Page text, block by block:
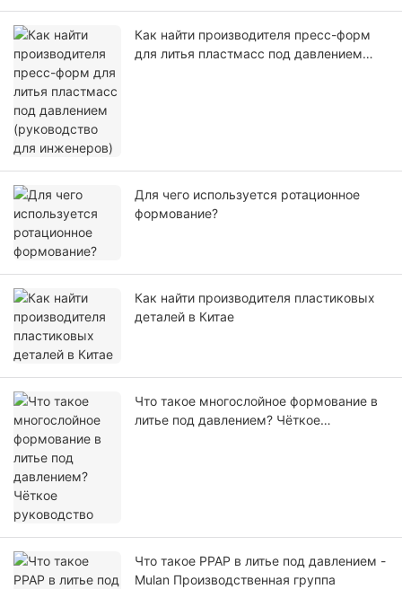
Как найти производителя пресс-форм
для литья пластмасс под давлением
Для чего используется ротационное
формование?
Как найти производителя пластиковых
деталей в Китае
Что такое многослойное формование в
литье под давлением? Чёткое
Что такое PPAP в литье под давлением -
Mulan Производственная группа